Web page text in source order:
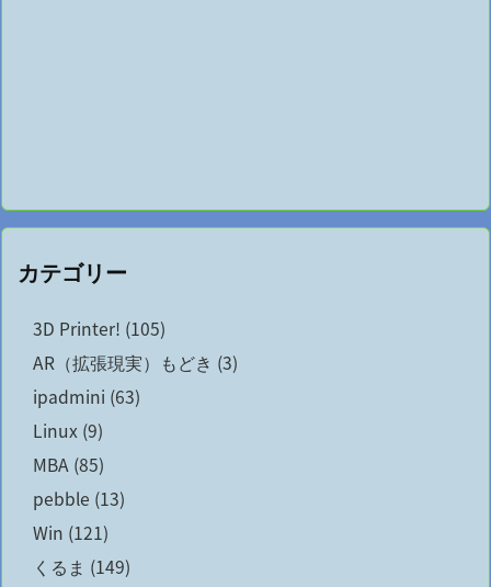
カテゴリー
3D Printer! (105)
AR（拡張現実）もどき (3)
ipadmini (63)
Linux (9)
MBA (85)
pebble (13)
Win (121)
くるま (149)